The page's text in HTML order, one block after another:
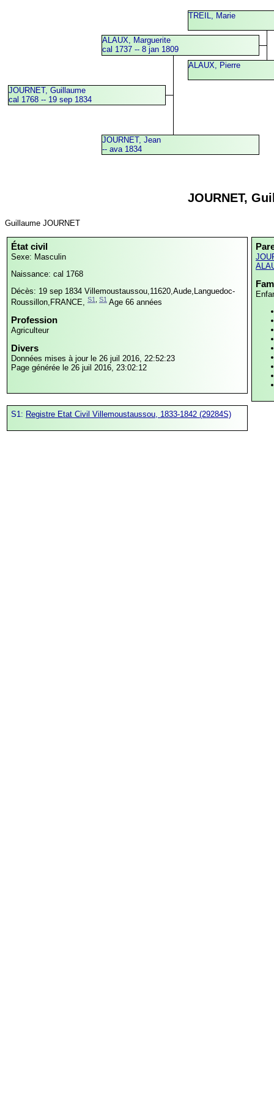
JOURNET, Guillaume
cal 1768 -- 19 sep 1834
ALAUX, Marguerite
cal 1737 -- 8 jan 1809
TREIL, Marie
ALAUX, Pierre
JOURNET, Jean
-- ava 1834
JOURNET,
Guillaume JOURNET
État civil
Sexe: Masculin
Naissance: cal 1768
Décès: 19 sep 1834 Villemoustaussou,11620,Aude,Languedoc-
Roussillon,FRANCE, S1 S1 Age 66 années
Profession
Agriculteur
Divers
Données mises à jour le 26 juil 2016, 22:52:23
Page générée le 26 juil 2016, 23:02:12
S1: Registre Etat Civil Villemoustaussou, 1833-1842 (29284S)